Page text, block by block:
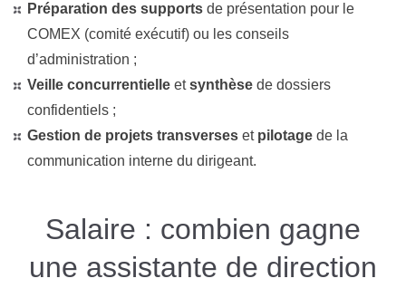
Préparation des supports de présentation pour le
COMEX (comité exécutif) ou les conseils
d’administration ;
Veille concurrentielle etsynthèse de dossiers
confidentiels ;
Gestion de projets transverses et pilotage de la
communication interne du dirigeant.
Salaire : combien gagne
une assistante de direction